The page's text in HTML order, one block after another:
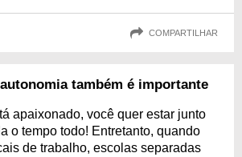
COMPARTILHAR
também é importante
apaixonado, você quer estar junto
o tempo todo! Entretanto, quando
de trabalho, escolas separadas